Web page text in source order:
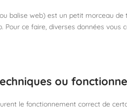
balise web) est un petit morceau
Pour ce faire, diverses données vous
ou
le fonctionnement correct de